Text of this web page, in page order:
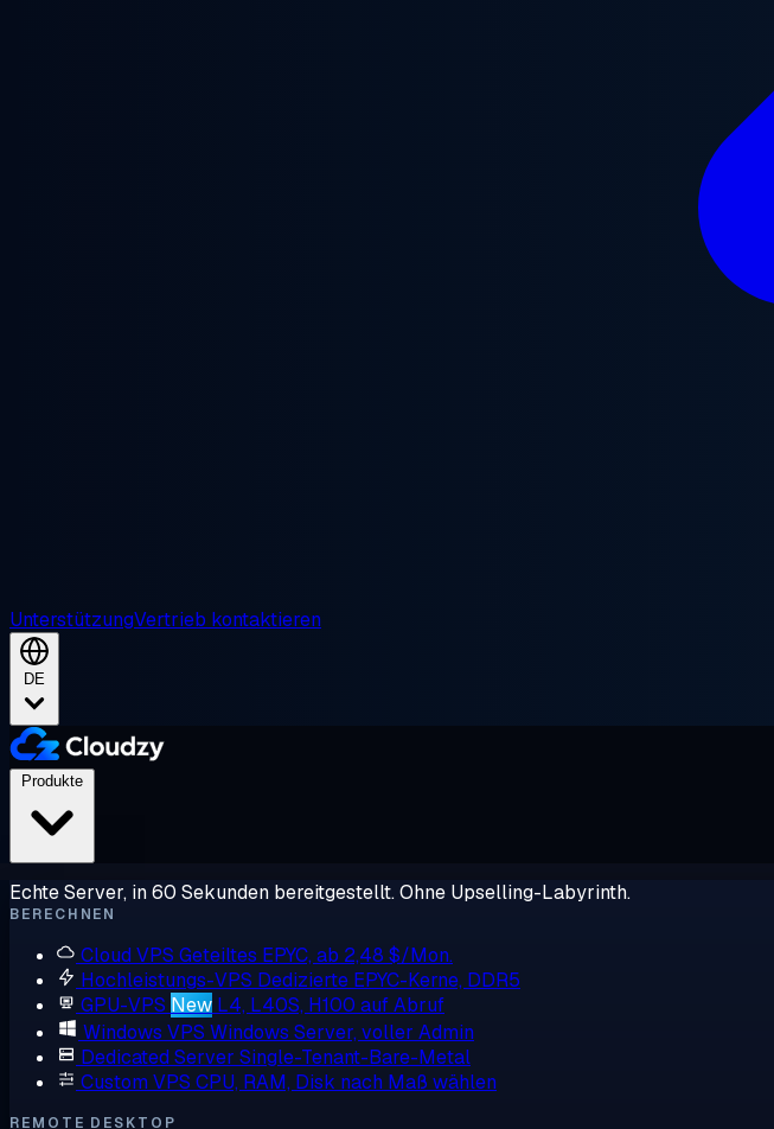
UnterstützungVertrieb kontaktieren
DE
Echte Server, in 60 Sekunden bereitgestellt. Ohne Upselling-Labyrinth.
BERECHNEN
Cloud VPS Geteiltes EPYC, ab 2,48 $/Mon.
Hochleistungs-VPS Dedizierte EPYC-Kerne, DDR5
GPU-VPS New L4, L40S, H100 auf Abruf
Windows VPS Windows Server, voller Admin
Dedicated Server Single-Tenant-Bare-Metal
Custom VPS CPU, RAM, Disk nach Maß wählen
REMOTE DESKTOP